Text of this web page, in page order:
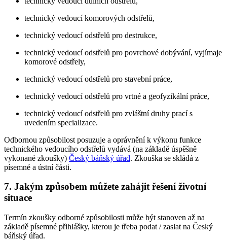
technický vedoucí komorových odstřelů,
technický vedoucí odstřelů pro destrukce,
technický vedoucí odstřelů pro povrchové dobývání, vyjímaje
komorové odstřely,
technický vedoucí odstřelů pro stavební práce,
technický vedoucí odstřelů pro vrtné a geofyzikální práce,
technický vedoucí odstřelů pro zvláštní druhy prací s
uvedením specializace.
Odbornou způsobilost posuzuje a oprávnění k výkonu funkce
technického vedoucího odstřelů vydává (na základě úspěšně
vykonané zkoušky) Český báňský úřad. Zkouška se skládá z
písemné a ústní části.
7. Jakým způsobem můžete zahájit řešení životní
situace
Termín zkoušky odborné způsobilosti může být stanoven až na
základě písemné přihlášky, kterou je třeba podat / zaslat na Český
báňský úřad.